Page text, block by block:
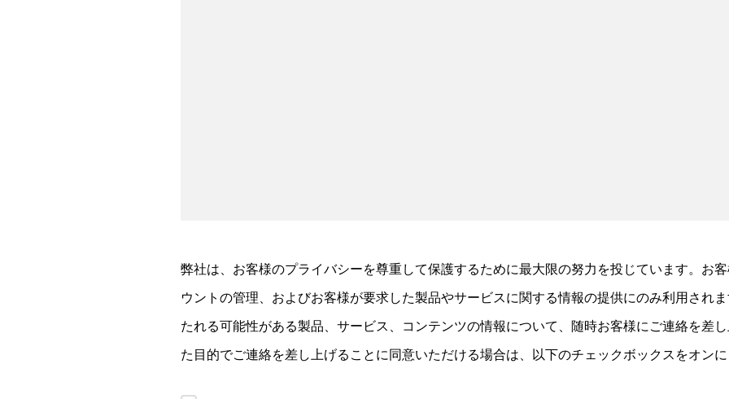
弊社は、お客様のプライバシーを尊重して保護するために最大限の努力を投じています。お
ウントの管理、およびお客様が要求した製品やサービスに関する情報の提供にのみ利用され
たれる可能性がある製品、サービス、コンテンツの情報について、随時お客様にご連絡を差
た目的でご連絡を差し上げることに同意いただける場合は、以下のチェックボックスをオン